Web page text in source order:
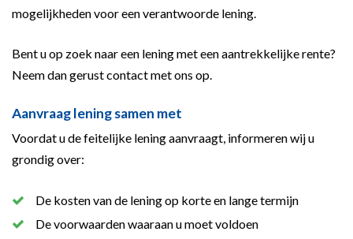
mogelijkheden voor een verantwoorde lening.
Bent u op zoek naar een lening met een aantrekkelijke rente?
Neem dan gerust contact met ons op.
Aanvraag lening samen met
Voordat u de feitelijke lening aanvraagt, informeren wij u
grondig over:
De kosten van de lening op korte en lange termijn
De voorwaarden waaraan u moet voldoen